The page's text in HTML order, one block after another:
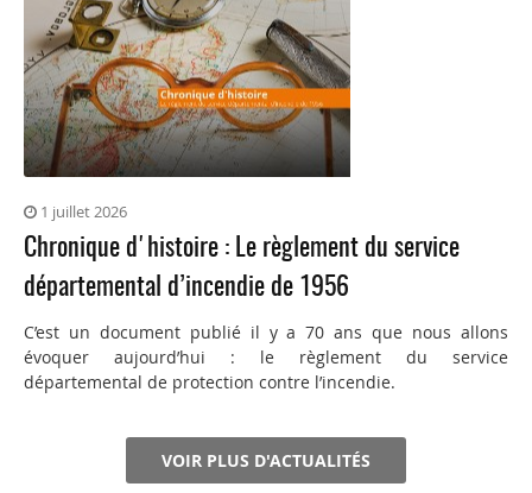
1 juillet 2026
Chronique d'histoire : Le règlement du service
départemental d’incendie de 1956
C’est un document publié il y a 70 ans que nous allons
évoquer aujourd’hui : le règlement du service
départemental de protection contre l’incendie.
VOIR PLUS D'ACTUALITÉS